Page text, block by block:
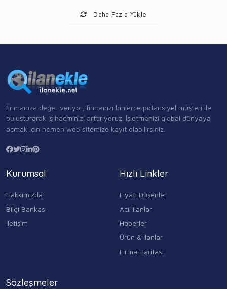
Daha Fazla Yükle
Firmanıza değer veriyor, firmanızı binlerce potansiyel müşteri ile
buluşturarak iş hacminizi arttırıyoruz. İşletmenizi global dünyaya
açmak için hemen web sitemize kayıt olabilirsiniz.
Kurumsal
Hakkımızda
Bilgi Bankası
İletişim
Hızlı Linkler
Fiyatı Düşenler
Acil ilanlar
Haberler
Ürün & İlanlar
Firma Haritası
Sözleşmeler